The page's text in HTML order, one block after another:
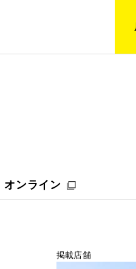
オンライン
掲載店舗